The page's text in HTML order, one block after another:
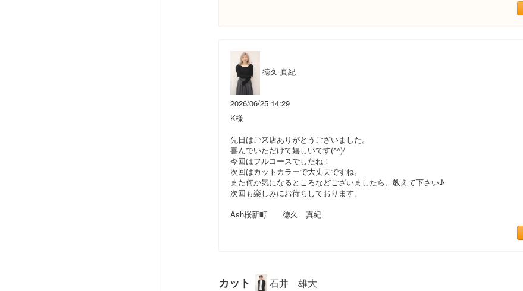
徳久 真紀
2026/06/25 14:29
K様
先日はご来店ありがとうございました。
喜んでいただけて嬉しいです(^^)/
今回はフルコースでしたね！
次回はカットカラーで大丈夫ですね。
また何か気になるところなどございましたら、教えて下さい♪
次回も楽しみにお待ちしております。
Ash桜新町 徳久 真紀
カット 石井 雄大